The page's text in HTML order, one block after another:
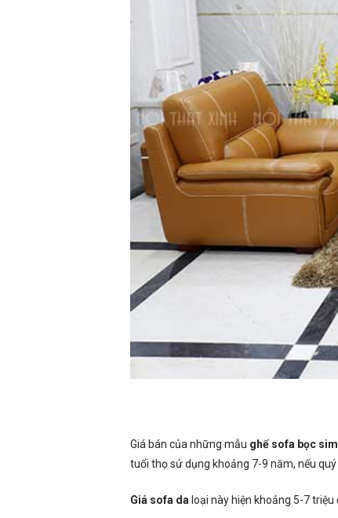
Giá bán của những mẫu ghế sofa bọc
tuổi thọ sử dụng khoảng 7-9 năm, nếu
Giá sofa da loại này hiện khoảng 5-7